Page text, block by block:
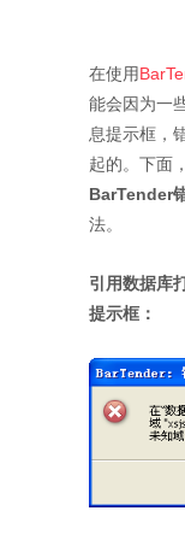
在使用
能会因为一
息提示框，
起的。下面
BarTender
法。
引用数据库
提示框：